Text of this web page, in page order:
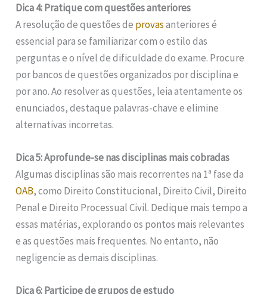
Dica 4: Pratique com questões anteriores
A resolução de questões de provasanteriores é
essencial para se familiarizar com o estilo das
perguntas e o nível de dificuldade do exame. Procure
por bancos de questões organizados por disciplina e
por ano. Ao resolver as questões, leia atentamente os
enunciados, destaque palavras-chave e elimine
alternativas incorretas.
Dica 5: Aprofunde-se nas disciplinas mais cobradas
Algumas disciplinas são mais recorrentes na 1ª fase da
OAB, como Direito Constitucional, Direito Civil, Direito
Penal e Direito Processual Civil. Dedique mais tempo a
essas matérias, explorando os pontos mais relevantes
e as questões mais frequentes. No entanto, não
negligencie as demais disciplinas.
Dica 6: Participe de grupos de estudo